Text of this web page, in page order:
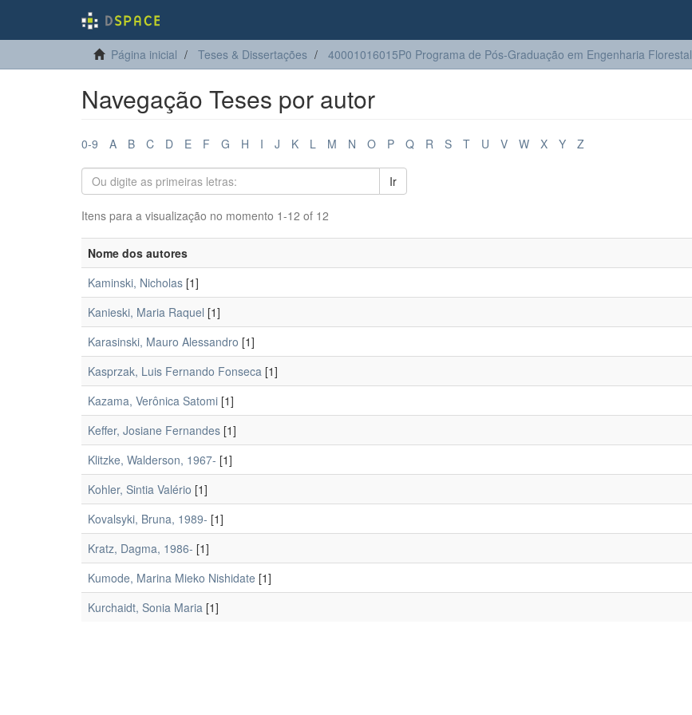
Página inicial Teses & Dissertações 40001016015P0 Programa de Pós-Graduação em Engenharia Florestal
Navegação Teses por autor
0-9 A B C D E F G H I J K L M N O P Q R S T U V W X Y Z
Ir
Itens para a visualização no momento 1-12 of 12
Nome dos autores
Kaminski, Nicholas [1]
Kanieski, Maria Raquel [1]
Karasinski, Mauro Alessandro [1]
Kasprzak, Luis Fernando Fonseca [1]
Kazama, Verônica Satomi [1]
Keffer, Josiane Fernandes [1]
Klitzke, Walderson, 1967- [1]
Kohler, Sintia Valério [1]
Kovalsyki, Bruna, 1989- [1]
Kratz, Dagma, 1986- [1]
Kumode, Marina Mieko Nishidate [1]
Kurchaidt, Sonia Maria [1]